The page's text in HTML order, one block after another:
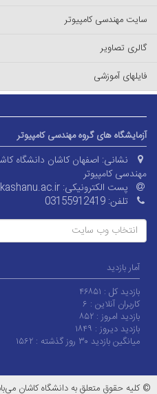
سایت مهندسی کامپیوتر
گالری تصاویر
فایلهای آموزشی
آزمایشگاه های گروه مهندسی کامپیوتر
نشانی: اصفهان کاشان دانشگاه
مهندسی کامپیوتر
پست الکترونیکی:
تلفن: 03155912419
انتخاب وب سایت
آمار بازدید
بازدید کل : ۴۶۸۵۱
کاربران آنلاین : ۶
بازدید امروز : ۸۵۲
بازدید دیروز : ۱۸۴۹
میانگین بازدید ۳۰ روز گذشته :
۱۵۶۲
© کلیه حقوق متعلق به دانشگاه کاشان